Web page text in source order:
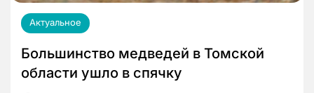
Актуальное
Большинство медведей в Томской
области ушло в спячку